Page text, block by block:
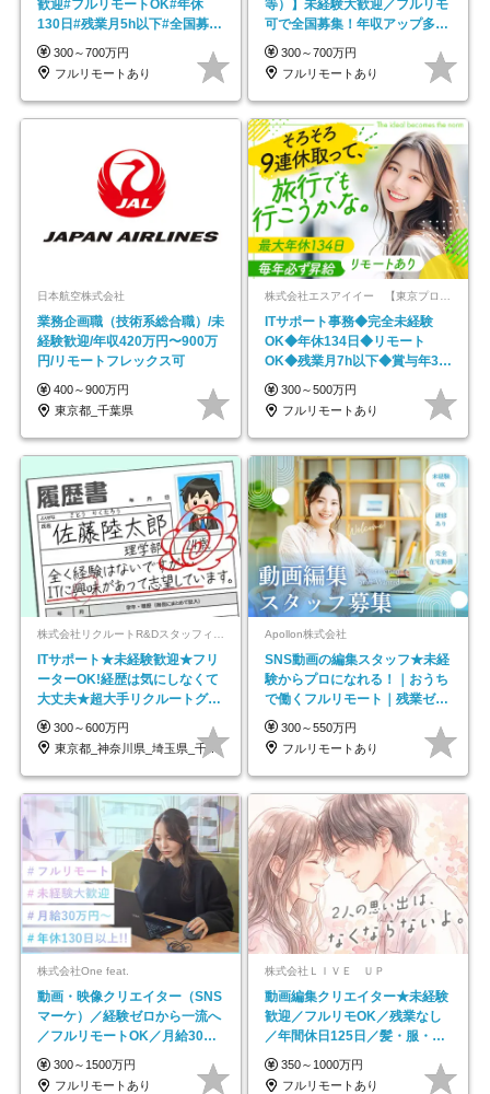
歓迎#フルリモートOK#年休
130日#残業月5h以下#全国募集
#最大1年の研修
300～700万円
フルリモートあり
等）】未経験大歓迎／フルリモ
可で全国募集！年収アップ多数
★年休最大130日★
300～700万円
フルリモートあり
日本航空株式会社
業務企画職（技術系総合職）/未
経験歓迎/年収420万円〜900万
円/リモートフレックス可
400～900万円
東京都_千葉県
株式会社エスアイイー 【東京プロマーケット上場】
ITサポート事務◆完全未経験
OK◆年休134日◆リモート
OK◆残業月7h以下◆賞与年3回
◆5年目まで必ず昇給
300～500万円
フルリモートあり
ITサポート★未経験歓迎★フリ
ーターOK!経歴は気にしなくて
大丈夫★超大手リクルートグル
ープの正社員/sg
300～600万円
東京都_神奈川県_埼玉県_千葉県_大阪府…
Apollon株式会社
SNS動画の編集スタッフ★未経
験からプロになれる！｜おうち
で働くフルリモート｜残業ゼロ
で18時退勤◎
300～550万円
フルリモートあり
株式会社One feat.
動画・映像クリエイター（SNS
マーケ）／経験ゼロから一流へ
／フルリモートOK／月給30万
円～／年休130日以上
300～1500万円
フルリモートあり
株式会社ＬＩＶＥ ＵＰ
動画編集クリエイター★未経験
歓迎／フルリモOK／残業なし
／年間休日125日／髪・服・ネ
イル自由／研修充実で安心
350～1000万円
フルリモートあり